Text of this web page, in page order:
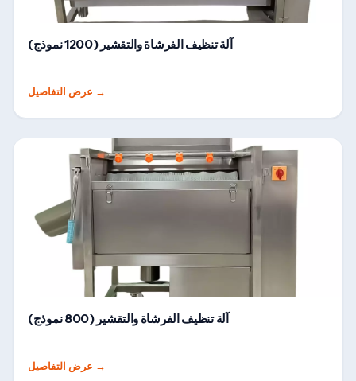
آلة تنظيف الفرشاة والتقشير (1200 نموذج)
→
آلة تنظيف الفرشاة والتقشير (800 نموذج)
→